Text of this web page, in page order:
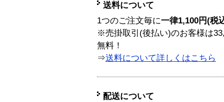
送料について
1つのご注文毎に一律1,100円(税
※売掛取引(後払い)のお客様は
無料！
⇒送料について詳しくはこちら
配送について